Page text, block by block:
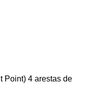
Point) 4 arestas de